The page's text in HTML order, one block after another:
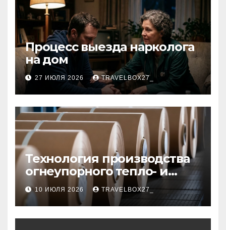
Процесс выезда нарколога
на дом
27 ИЮЛЯ 2026 TRAVELBOX27_
Технология производства
огнеупорного тепло- и
звукоизоляционного
картона из
муллитокремнеземистого
волокна
10 ИЮЛЯ 2026 TRAVELBOX27_